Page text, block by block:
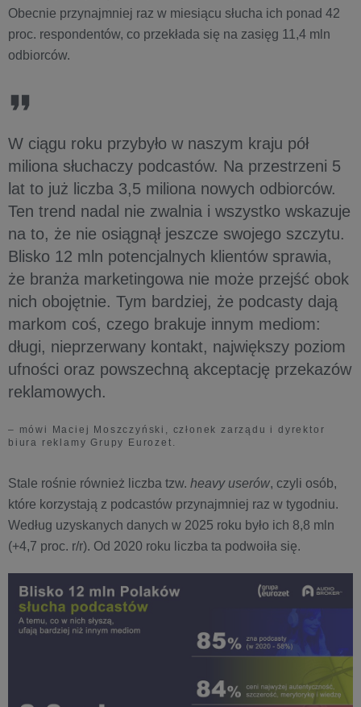
Obecnie przynajmniej raz w miesiącu słucha ich ponad 42
proc. respondentów, co przekłada się na zasięg 11,4 mln
odbiorców.
W ciągu roku przybyło w naszym kraju pół
miliona słuchaczy podcastów. Na przestrzeni 5
lat to już liczba 3,5 miliona nowych odbiorców.
Ten trend nadal nie zwalnia i wszystko wskazuje
na to, że nie osiągnął jeszcze swojego szczytu.
Blisko 12 mln potencjalnych klientów sprawia,
że branża marketingowa nie może przejść obok
nich obojętnie. Tym bardziej, że podcasty dają
markom coś, czego brakuje innym mediom:
długi, nieprzerwany kontakt, największy poziom
ufności oraz powszechną akceptację przekazów
reklamowych.
– mówi Maciej Moszczyński, członek zarządu i dyrektor
biura reklamy Grupy Eurozet.
Stale rośnie również liczba tzw. heavy userów, czyli osób,
które korzystają z podcastów przynajmniej raz w tygodniu.
Według uzyskanych danych w 2025 roku było ich 8,8 mln
(+4,7 proc. r/r). Od 2020 roku liczba ta podwoiła się.